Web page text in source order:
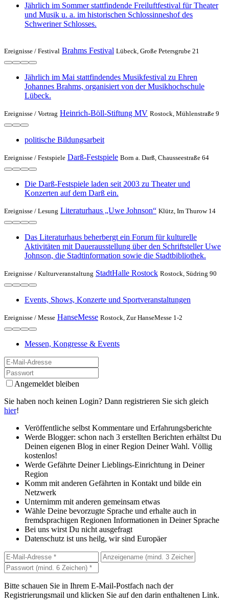
Jährlich im Sommer stattfindende Freiluftfestival für Theater
und Musik u. a. im historischen Schlossinneshof des
Schweriner Schlosses.
Ereignisse / Festival Brahms Festival Lübeck, Große Petersgrube 21
Jährlich im Mai stattfindendes Musikfestival zu Ehren
Johannes Brahms, organisiert von der Musikhochschule
Lübeck.
Ereignisse / Vortrag Heinrich-Böll-Stiftung MV Rostock, Mühlenstraße 9
politische Bildungsarbeit
Ereignisse / Festspiele Darß-Festspiele Born a. Darß, Chausseestraße 64
Die Darß-Festspiele laden seit 2003 zu Theater und
Konzerten auf dem Darß ein.
Ereignisse / Lesung Literaturhaus „Uwe Johnson“ Klütz, Im Thurow 14
Das Literaturhaus beherbergt ein Forum für kulturelle
Aktivitäten mit Dauerausstellung über den Schriftsteller Uwe
Johnson, die Stadtinformation sowie die Stadtbibliothek.
Ereignisse / Kulturveranstaltung StadtHalle Rostock Rostock, Südring 90
Events, Shows, Konzerte und Sportveranstaltungen
Ereignisse / Messe HanseMesse Rostock, Zur HanseMesse 1-2
Messen, Kongresse & Events
Angemeldet bleiben
Sie haben noch keinen Login? Dann registrieren Sie sich gleich
hier!
Veröffentliche selbst Kommentare und Erfahrungsberichte
Werde Blogger: schon nach 3 erstellten Berichten erhältst Du
Deinen eigenen Blog in einer Region Deiner Wahl. Völlig
kostenlos!
Werde Gefährte Deiner Lieblings-Einrichtung in Deiner
Region
Komm mit anderen Gefährten in Kontakt und bilde ein
Netzwerk
Unternimm mit anderen gemeinsam etwas
Wähle Deine bevorzugte Sprache und erhalte auch in
fremdsprachigen Regionen Informationen in Deiner Sprache
Bei uns wirst Du nicht ausgefragt
Datenschutz ist uns heilg, wir sind Europäer
Bitte schauen Sie in Ihrem E-Mail-Postfach nach der
Registrierungsmail und klicken Sie auf den darin enthaltenen Link.